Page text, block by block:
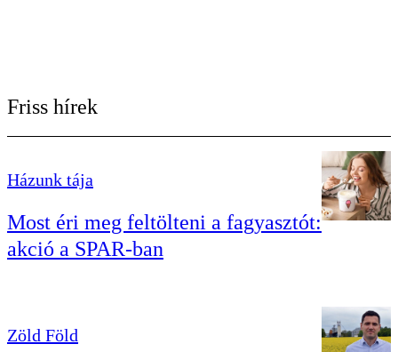
Friss hírek
Házunk tája
Most éri meg feltölteni a fagyasztót:
akció a SPAR-ban
Zöld Föld